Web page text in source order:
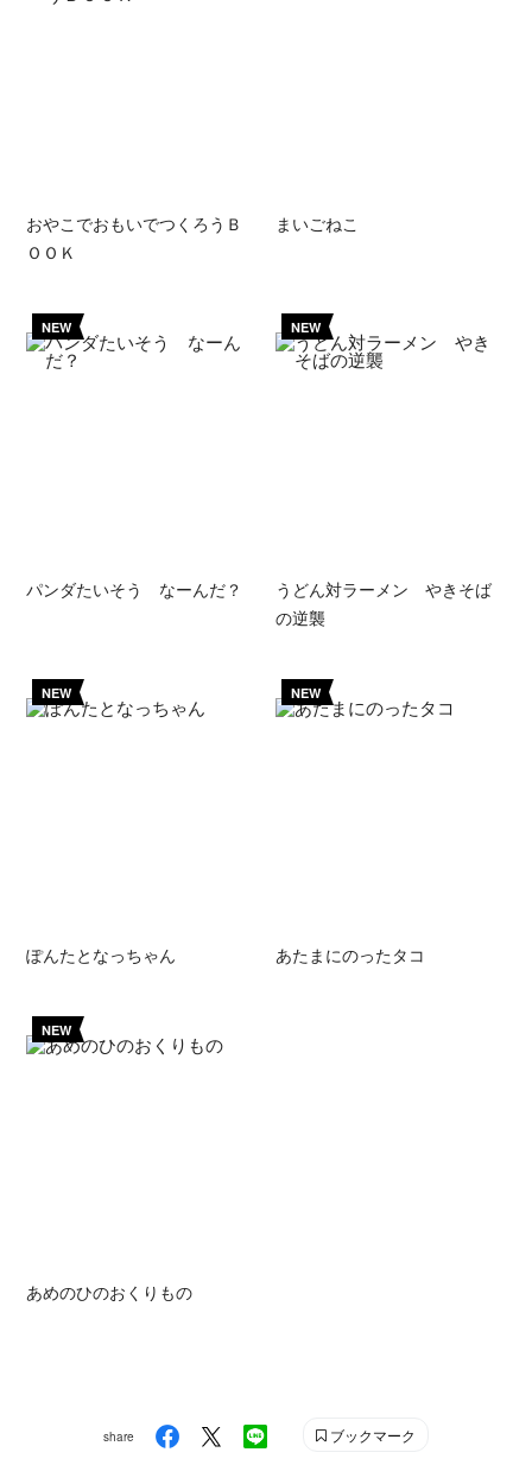
おやこでおもいでつくろうＢ
ＯＯＫ
まいごねこ
NEW
パンダたいそう なーんだ？
NEW
うどん対ラーメン やきそば
の逆襲
NEW
ぽんたとなっちゃん
NEW
あたまにのったタコ
NEW
あめのひのおくりもの
share ブックマーク